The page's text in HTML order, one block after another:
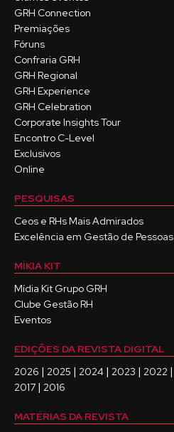
GRH Connection
Premiações
Fóruns
Confraria GRH
GRH Regional
GRH Experience
GRH Celebration
Corporate Insights Tour
Encontro C-Level
Exclusivos
Online
PESQUISAS
Ceos e RHs Mais Admirados
Excelência em Gestão de Pessoas
MÍKIA KIT
Mídia Kit Grupo GRH
Clube Gestão RH
Eventos
EDIÇÕES DA REVISTA DIGITAL
2026 | 2025 | 2024 | 2023 | 2022 |
2017 | 2016
MATÉRIAS DA REVISTA